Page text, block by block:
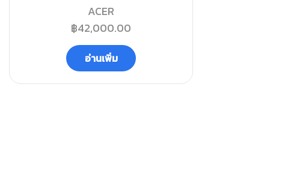
ACER
฿42,000.00
อ่านเพิ่ม